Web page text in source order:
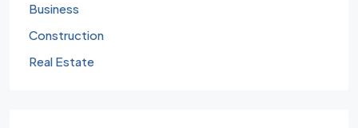
Business
Construction
Real Estate